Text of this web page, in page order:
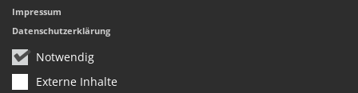
Notwendig
Externe Inhalte
Impressum
Datenschutzerklärung